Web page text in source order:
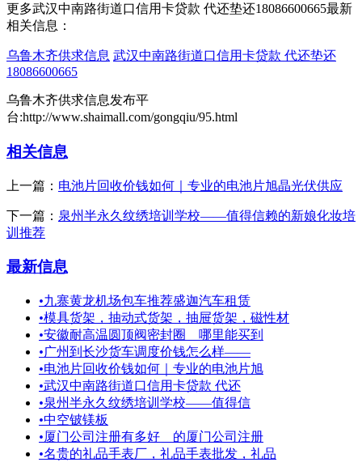
更多武汉中南路街道口信用卡贷款 代还垫还18086600665最新
相关信息：
乌鲁木齐供求信息 武汉中南路街道口信用卡贷款 代还垫还
18086600665
乌鲁木齐供求信息发布平
台:http://www.shaimall.com/gongqiu/95.html
相关信息
上一篇： 电池片回收价钱如何｜专业的电池片旭晶光伏供应
下一篇： 泉州半永久纹绣培训学校——值得信赖的新娘化妆培
训推荐
最新信息
•九寨黄龙机场包车推荐盛迦汽车租赁
•模具货架，抽动式货架，抽屉货架，磁性材
•安徽耐高温圆顶阀密封圈＿哪里能买到
•广州到长沙货车调度价钱怎么样——
•电池片回收价钱如何｜专业的电池片旭
•武汉中南路街道口信用卡贷款 代还
•泉州半永久纹绣培训学校——值得信
•中空铍镁板
•厦门公司注册有多好＿的厦门公司注册
•名贵的礼品手表厂，礼品手表批发，礼品